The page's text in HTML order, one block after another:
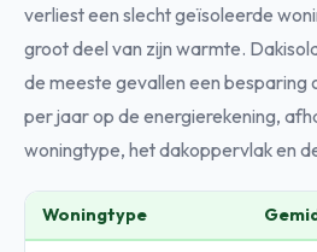
verliest een slecht geïsoleerde
groot deel van zijn warmte.
de meeste gevallen een besparing
per jaar op de energierekening,
woningtype, het dakoppervlak en
Woningtype